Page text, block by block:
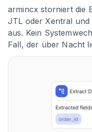
armincx storniert die
JTL oder Xentral und
aus. Kein
Fall, der über Nacht